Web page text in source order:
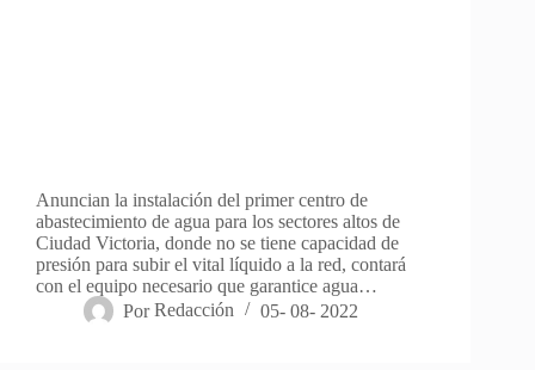
Anuncian la instalación del primer centro de
abastecimiento de agua para los sectores altos de
Ciudad Victoria, donde no se tiene capacidad de
presión para subir el vital líquido a la red, contará
con el equipo necesario que garantice agua…
Por Redacción 05- 08- 2022